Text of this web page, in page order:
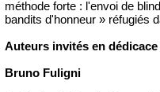
méthode forte : l'envoi de
bandits d'honneur » réfugiés
Auteurs invités en dédicace
Bruno Fuligni